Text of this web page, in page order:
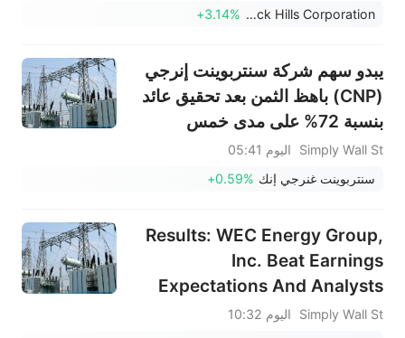
Black Hills Corporation
+3.14%
يبدو سهم شركة سنتربوينت إنرجي
(CNP) باهظ الثمن بعد تحقيق عائد
بنسبة 72% على مدى خمس
سنوات
Simply Wall St
اليوم 05:41
سنتربوينت غنرجي إنك +0.59%
Results: WEC Energy Group,
Inc. Beat Earnings
Expectations And Analysts
Now Have New Forecasts
Simply Wall St
اليوم 10:32